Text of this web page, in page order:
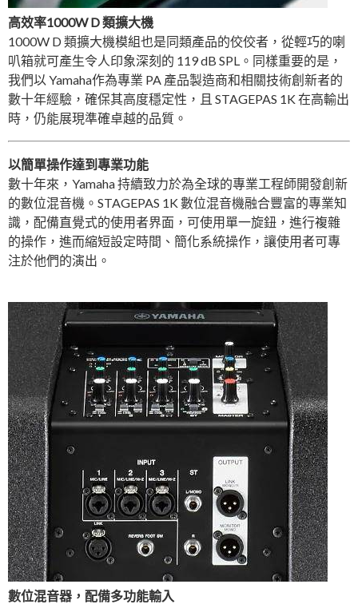
高效率1000W D 類擴大機
1000W D 類擴大機模組也是同類產品的佼佼者，從輕巧的喇
叭箱就可產生令人印象深刻的 119 dB SPL。同樣重要的是，
我們以 Yamaha作為專業 PA 產品製造商和相關技術創新者的
數十年經驗，確保其高度穩定性，且 STAGEPAS 1K 在高輸出
時，仍能展現準確卓越的品質。
以簡單操作達到專業功能
數十年來，Yamaha 持續致力於為全球的專業工程師開發創新
的數位混音機。STAGEPAS 1K 數位混音機融合豐富的專業知
識，配備直覺式的使用者界面，可使用單一旋鈕，進行複雜
的操作，進而縮短設定時間、簡化系統操作，讓使用者可專
注於他們的演出。
數位混音器，配備多功能輸入